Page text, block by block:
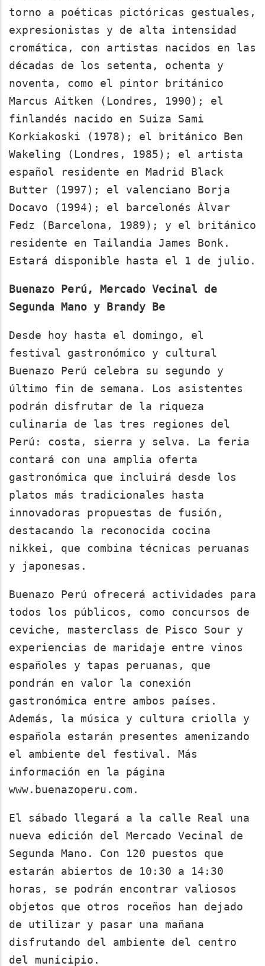
torno a poéticas pictóricas gestuales,
expresionistas y de alta intensidad
cromática, con artistas nacidos en las
décadas de los setenta, ochenta y
noventa, como el pintor británico
Marcus Aitken (Londres, 1990); el
finlandés nacido en Suiza Sami
Korkiakoski (1978); el británico Ben
Wakeling (Londres, 1985); el artista
español residente en Madrid Black
Butter (1997); el valenciano Borja
Docavo (1994); el barcelonés Àlvar
Fedz (Barcelona, 1989); y el británico
residente en Tailandia James Bonk.
Estará disponible hasta el 1 de julio.
Buenazo Perú, Mercado Vecinal de
Segunda Mano y Brandy Be
Desde hoy hasta el domingo, el
festival gastronómico y cultural
Buenazo Perú celebra su segundo y
último fin de semana. Los asistentes
podrán disfrutar de la riqueza
culinaria de las tres regiones del
Perú: costa, sierra y selva. La feria
contará con una amplia oferta
gastronómica que incluirá desde los
platos más tradicionales hasta
innovadoras propuestas de fusión,
destacando la reconocida cocina
nikkei, que combina técnicas peruanas
y japonesas.
Buenazo Perú ofrecerá actividades para
todos los públicos, como concursos de
ceviche, masterclass de Pisco Sour y
experiencias de maridaje entre vinos
españoles y tapas peruanas, que
pondrán en valor la conexión
gastronómica entre ambos países.
Además, la música y cultura criolla y
española estarán presentes amenizando
el ambiente del festival. Más
información en la página
www.buenazoperu.com.
El sábado llegará a la calle Real una
nueva edición del Mercado Vecinal de
Segunda Mano. Con 120 puestos que
estarán abiertos de 10:30 a 14:30
horas, se podrán encontrar valiosos
objetos que otros roceños han dejado
de utilizar y pasar una mañana
disfrutando del ambiente del centro
del municipio.